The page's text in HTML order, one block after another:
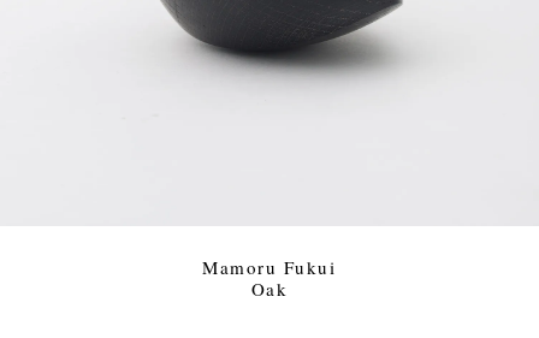
Mamoru Fukui
Oak